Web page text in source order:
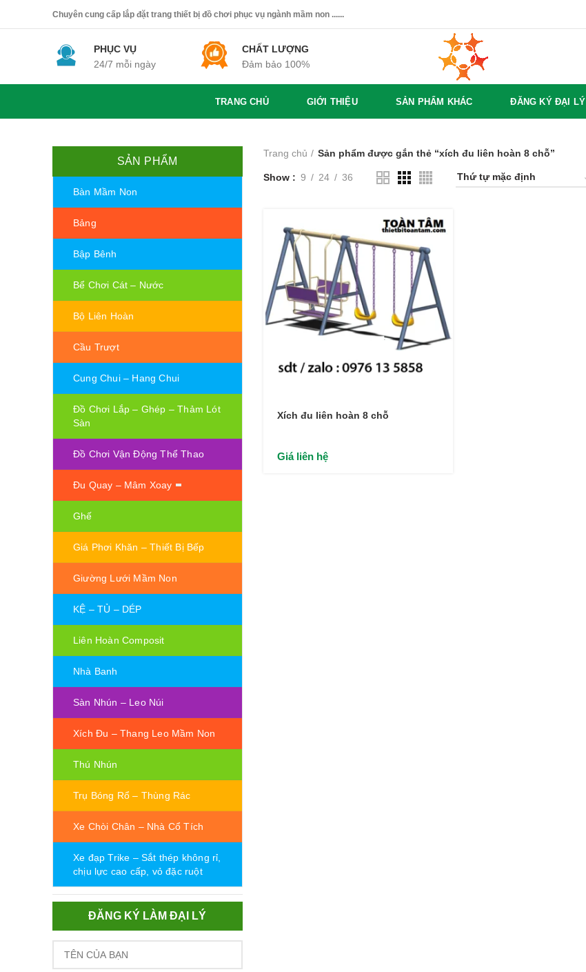
Chuyên cung cấp lắp đặt trang thiết bị đồ chơi phục vụ ngành mầm non ......
PHỤC VỤ
24/7 mỗi ngày
CHẤT LƯỢNG
Đảm bảo 100%
TRANG CHỦ GIỚI THIỆU SẢN PHẨM KHÁC ĐĂNG KÝ ĐẠI LÝ
Trang chủ Sản phẩm được gắn thẻ “xích đu liên hoàn 8 chỗ”
Show 9 24 36
Xích đu liên hoàn 8 chỗ
Giá liên hệ
SẢN PHẨM
Bàn Mầm Non
Bảng
Bập Bênh
Bể Chơi Cát – Nước
Bộ Liên Hoàn
Cầu Trượt
Cung Chui – Hang Chui
Đồ Chơi Lắp – Ghép – Thảm Lót
Sàn
Đồ Chơi Vận Động Thể Thao
Đu Quay – Mâm Xoay
Ghế
Giá Phơi Khăn – Thiết Bị Bếp
Giường Lưới Mầm Non
KỆ – TỦ – DÉP
Liên Hoàn Composit
Nhà Banh
Sàn Nhún – Leo Núi
Xích Đu – Thang Leo Mầm Non
Thú Nhún
Trụ Bóng Rổ – Thùng Rác
Xe Chòi Chân – Nhà Cổ Tích
Xe đạp Trike – Sắt thép không rỉ,
chịu lực cao cấp, vỏ đặc ruột
ĐĂNG KÝ LÀM ĐẠI LÝ